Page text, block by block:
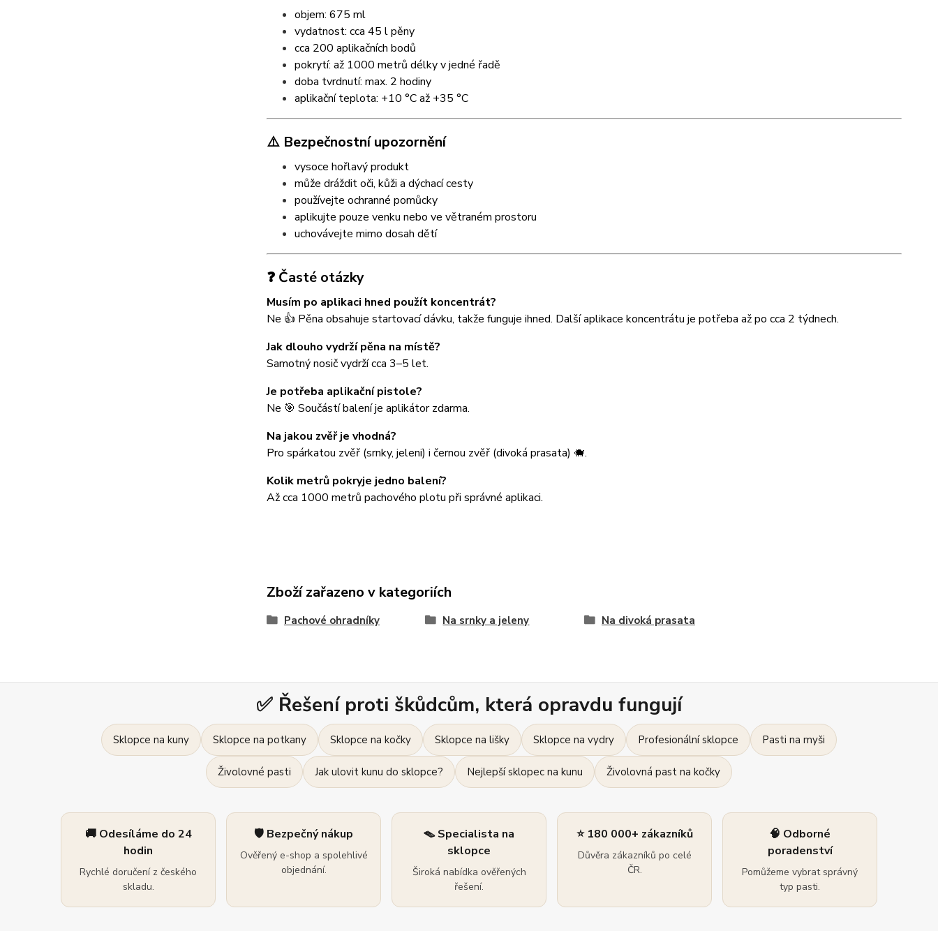
objem: 675 ml
vydatnost: cca 45 l pěny
cca 200 aplikačních bodů
pokrytí: až 1000 metrů délky v jedné řadě
doba tvrdnutí: max. 2 hodiny
aplikační teplota: +10 °C až +35 °C
⚠️ Bezpečnostní upozornění
vysoce hořlavý produkt
může dráždit oči, kůži a dýchací cesty
používejte ochranné pomůcky
aplikujte pouze venku nebo ve větraném prostoru
uchovávejte mimo dosah dětí
❓ Časté otázky
Musím po aplikaci hned použít koncentrát?
Ne 👍 Pěna obsahuje startovací dávku, takže funguje ihned. Další aplikace koncentrátu je potřeba až po cca 2 týdnech.
Jak dlouho vydrží pěna na místě?
Samotný nosič vydrží cca 3–5 let.
Je potřeba aplikační pistole?
Ne 🎯 Součástí balení je aplikátor zdarma.
Na jakou zvěř je vhodná?
Pro spárkatou zvěř (srnky, jeleni) i černou zvěř (divoká prasata) 🐗.
Kolik metrů pokryje jedno balení?
Až cca 1000 metrů pachového plotu při správné aplikaci.
Zboží zařazeno v kategoriích
Pachové ohradníky Na srnky a jeleny Na divoká prasata
✅ Řešení proti škůdcům, která opravdu fungují
Sklopce na kuny Sklopce na potkany Sklopce na kočky Sklopce na lišky Sklopce na vydry Profesionální sklopce Pasti na myši
Živolovné pasti Jak ulovit kunu do sklopce? Nejlepší sklopec na kunu Živolovná past na kočky
🚚 Odesíláme do 24
hodin
Rychlé doručení z českého
skladu.
🛡️ Bezpečný nákup
Ověřený e-shop a spolehlivé
objednání.
🪤 Specialista na
sklopce
Široká nabídka ověřených
řešení.
⭐ 180 000+ zákazníků
Důvěra zákazníků po celé
ČR.
🧠 Odborné
poradenství
Pomůžeme vybrat správný
typ pasti.